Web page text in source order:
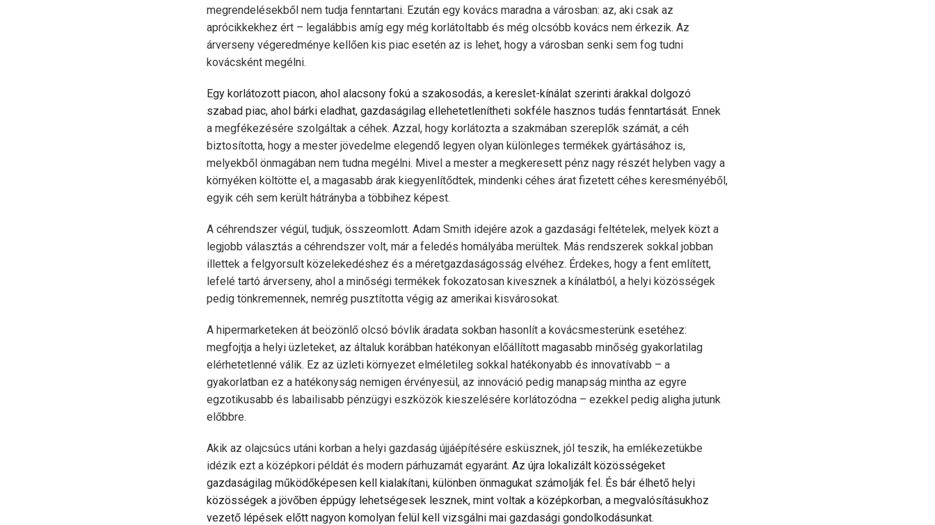
megrendelésekből nem tudja fenntartani. Ezután egy kovács maradna a városban: az, aki csak az
aprócikkekhez ért – legalábbis amíg egy még korlátoltabb és még olcsóbb kovács nem érkezik. Az
árverseny végeredménye kellően kis piac esetén az is lehet, hogy a városban senki sem fog tudni
kovácsként megélni.
Egy korlátozott piacon, ahol alacsony fokú a szakosodás, a kereslet-kínálat szerinti árakkal dolgozó
szabad piac, ahol bárki eladhat, gazdaságilag ellehetetlenítheti sokféle hasznos tudás fenntartását. Ennek
a megfékezésére szolgáltak a céhek. Azzal, hogy korlátozta a szakmában szereplők számát, a céh
biztosította, hogy a mester jövedelme elegendő legyen olyan különleges termékek gyártásához is,
melyekből önmagában nem tudna megélni. Mivel a mester a megkeresett pénz nagy részét helyben vagy a
környéken költötte el, a magasabb árak kiegyenlítődtek, mindenki céhes árat fizetett céhes keresményéből,
egyik céh sem került hátrányba a többihez képest.
A céhrendszer végül, tudjuk, összeomlott. Adam Smith idejére azok a gazdasági feltételek, melyek közt a
legjobb választás a céhrendszer volt, már a feledés homályába merültek. Más rendszerek sokkal jobban
illettek a felgyorsult közelekedéshez és a méretgazdaságosság elvéhez. Érdekes, hogy a fent említett,
lefelé tartó árverseny, ahol a minőségi termékek fokozatosan kivesznek a kínálatból, a helyi közösségek
pedig tönkremennek, nemrég pusztította végig az amerikai kisvárosokat.
A hipermarketeken át beözönlő olcsó bóvlik áradata sokban hasonlít a kovácsmesterünk esetéhez:
megfojtja a helyi üzleteket, az általuk korábban hatékonyan előállított magasabb minőség gyakorlatilag
elérhetetlenné válik. Ez az üzleti környezet elméletileg sokkal hatékonyabb és innovatívabb – a
gyakorlatban ez a hatékonyság nemigen érvényesül, az innováció pedig manapság mintha az egyre
egzotikusabb és labailisabb pénzügyi eszközök kieszelésére korlátozódna – ezekkel pedig aligha jutunk
előbbre.
Akik az olajcsúcs utáni korban a helyi gazdaság újjáépítésére esküsznek, jól teszik, ha emlékezetükbe
idézik ezt a középkori példát és modern párhuzamát egyaránt. Az újra lokalizált közösségeket
gazdaságilag működőképesen kell kialakítani, különben önmagukat számolják fel. És bár élhető helyi
közösségek a jövőben éppúgy lehetségesek lesznek, mint voltak a középkorban, a megvalósítá­sukhoz
vezető lépések előtt nagyon komolyan felül kell vizsgálni mai gazdasági gondolkodásunkat.